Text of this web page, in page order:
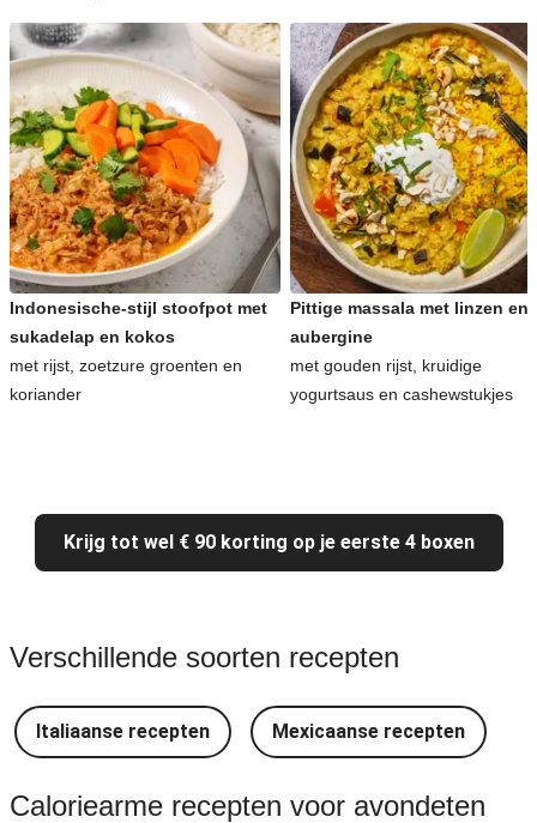
Indonesische-stijl stoofpot met
sukadelap en kokos
met rijst, zoetzure groenten en
koriander
Pittige massala met linzen en
aubergine
met gouden rijst, kruidige
yogurtsaus en cashewstukjes
Krijg tot wel € 90 korting op je eerste 4 boxen
Verschillende soorten recepten
Italiaanse recepten Mexicaanse recepten
Caloriearme recepten voor avondeten